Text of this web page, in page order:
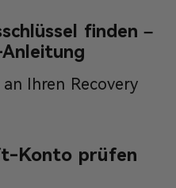
finden –
Ihren Recovery
Konto prüfen